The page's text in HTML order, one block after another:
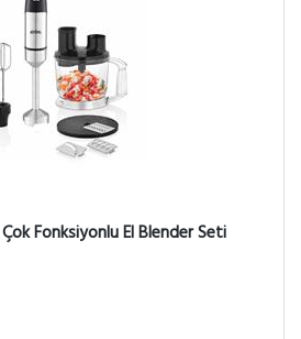
Fonksiyonlu El Blender Seti